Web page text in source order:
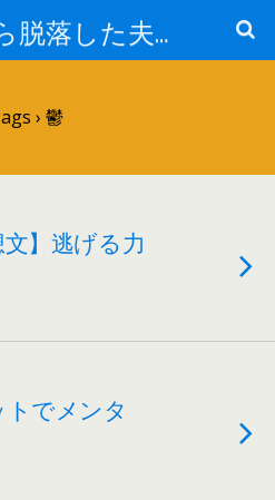
出世競争から脱落した夫と妻の日常
› 鬱
文】逃げる力
トでメンタ